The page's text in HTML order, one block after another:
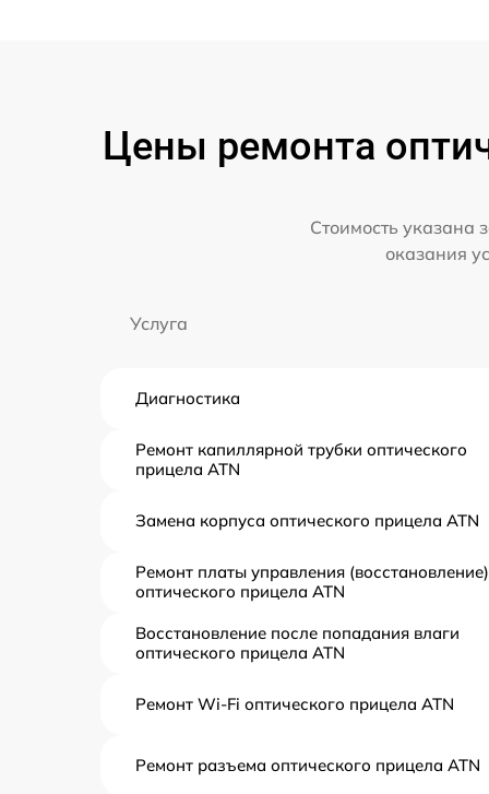
Цены ремонта
Стоимость указана
оказания
Услуга
Диагностика
Ремонт капиллярной трубки оптического
прицела ATN
Замена корпуса оптического прицела ATN
Ремонт платы управления (восстановление)
оптического прицела ATN
Восстановление после попадания влаги
оптического прицела ATN
Ремонт Wi-Fi оптического прицела ATN
Ремонт разъема оптического прицела ATN